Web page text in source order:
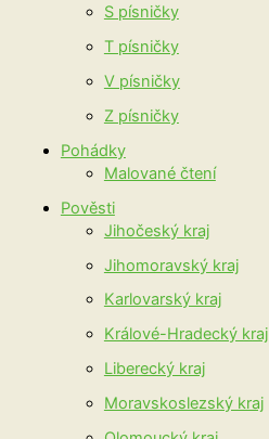
S písničky
T písničky
V písničky
Z písničky
Pohádky
Malované čtení
Pověsti
Jihočeský kraj
Jihomoravský kraj
Karlovarský kraj
Králové-Hradecký kraj
Liberecký kraj
Moravskoslezský kraj